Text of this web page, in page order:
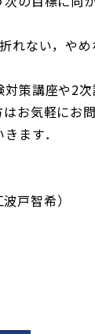
ない，や
策講座や2
お気軽にお問
ます．
戸智希）